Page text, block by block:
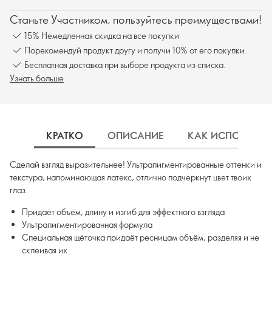
Станьте Участником, пользуйтесь преимуществами!
15% Немедленная скидка на все покупки
Порекомендуй продукт другу и получи 10% от его покупки.
Бесплатная доставка при выборе продукта из списка.
Узнать больше
КРАТКО ОПИСАНИЕ КАК
Сделай взгляд выразительнее! Ультрапигментированные оттенки и
текстура, напоминающая латекс, отлично подчеркнут цвет твоих
глаз.
Придаёт объём, длину и изгиб для эффектного взгляда
Ультрапигментированная формула
Специальная щёточка придаёт ресницам объём, разделяя и не
склеивая их